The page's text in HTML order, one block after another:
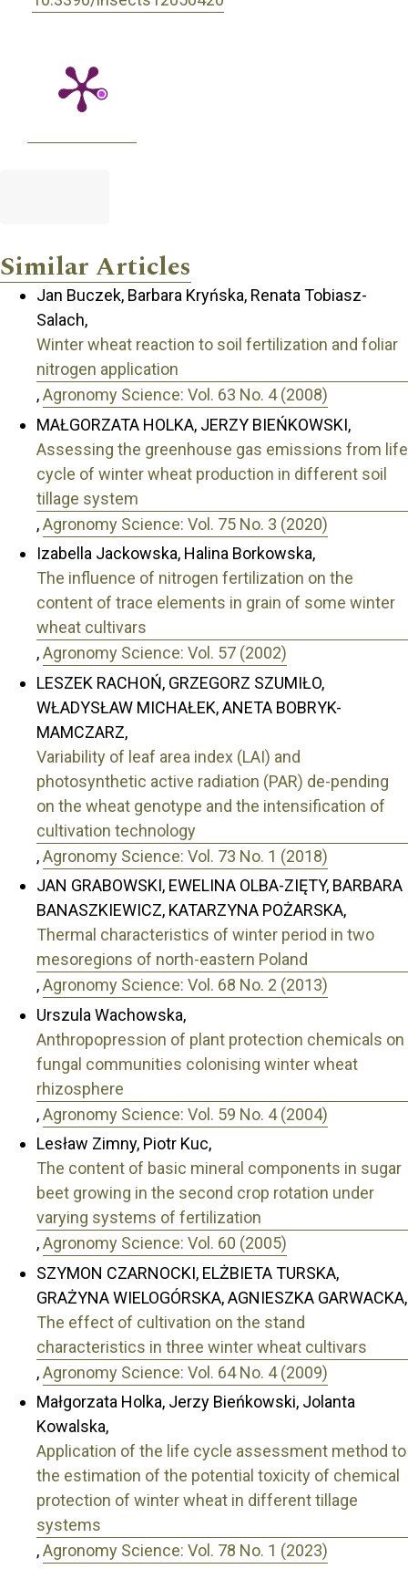
Similar Articles
Jan Buczek, Barbara Kryńska, Renata Tobiasz-
Salach,
Winter wheat reaction to soil fertilization and foliar
nitrogen application
,Agronomy Science: Vol. 63 No. 4 (2008)
MAŁGORZATA HOLKA, JERZY BIEŃKOWSKI,
Assessing the greenhouse gas emissions from life
cycle of winter wheat production in different soil
tillage system
,Agronomy Science: Vol. 75 No. 3 (2020)
Izabella Jackowska, Halina Borkowska,
The influence of nitrogen fertilization on the
content of trace elements in grain of some winter
wheat cultivars
,Agronomy Science: Vol. 57 (2002)
LESZEK RACHOŃ, GRZEGORZ SZUMIŁO,
WŁADYSŁAW MICHAŁEK, ANETA BOBRYK-
MAMCZARZ,
Variability of leaf area index (LAI) and
photosynthetic active radiation (PAR) de-pending
on the wheat genotype and the intensification of
cultivation technology
,Agronomy Science: Vol. 73 No. 1 (2018)
JAN GRABOWSKI, EWELINA OLBA-ZIĘTY, BARBARA
BANASZKIEWICZ, KATARZYNA POŻARSKA,
Thermal characteristics of winter period in two
mesoregions of north-eastern Poland
,Agronomy Science: Vol. 68 No. 2 (2013)
Urszula Wachowska,
Anthropopression of plant protection chemicals on
fungal communities colonising winter wheat
rhizosphere
,Agronomy Science: Vol. 59 No. 4 (2004)
Lesław Zimny, Piotr Kuc,
The content of basic mineral components in sugar
beet growing in the second crop rotation under
varying systems of fertilization
,Agronomy Science: Vol. 60 (2005)
SZYMON CZARNOCKI, ELŻBIETA TURSKA,
GRAŻYNA WIELOGÓRSKA, AGNIESZKA GARWACKA,
The effect of cultivation on the stand
characteristics in three winter wheat cultivars
,Agronomy Science: Vol. 64 No. 4 (2009)
Małgorzata Holka, Jerzy Bieńkowski, Jolanta
Kowalska,
Application of the life cycle assessment method to
the estimation of the potential toxicity of chemical
protection of winter wheat in different tillage
systems
,Agronomy Science: Vol. 78 No. 1 (2023)